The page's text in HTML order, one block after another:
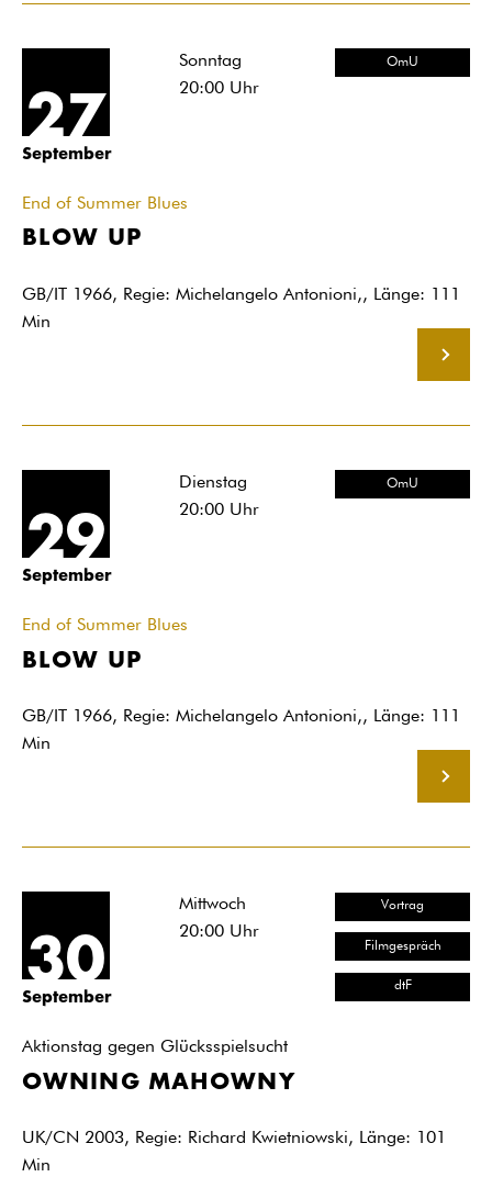
27
September
Sonntag
20:00Uhr
OmU
End of Summer Blues
BLOW UP
GB/IT 1966, Regie: Michelangelo Antonioni,, Länge: 111
Min
29
September
Dienstag
20:00Uhr
OmU
End of Summer Blues
BLOW UP
GB/IT 1966, Regie: Michelangelo Antonioni,, Länge: 111
Min
30
September
Mittwoch
20:00Uhr
Vortrag
Filmgespräch
dtF
Aktionstag gegen Glücksspielsucht
OWNING MAHOWNY
UK/CN 2003, Regie: Richard Kwietniowski, Länge: 101
Min